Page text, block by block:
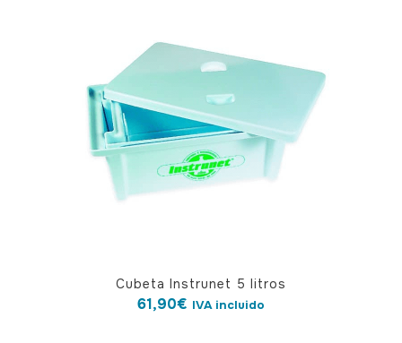
Cubeta Instrunet 5 litros
61,90€ IVA incluido